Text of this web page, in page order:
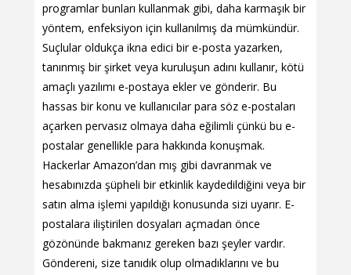
programlar bunları kullanmak gibi, daha karmaşık bir
yöntem, enfeksiyon için kullanılmış da mümkündür.
Suçlular oldukça ikna edici bir e-posta yazarken,
tanınmış bir şirket veya kuruluşun adını kullanır, kötü
amaçlı yazılımı e-postaya ekler ve gönderir. Bu
hassas bir konu ve kullanıcılar para söz e-postaları
açarken pervasız olmaya daha eğilimli çünkü bu e-
postalar genellikle para hakkında konuşmak.
Hackerlar Amazon’dan mış gibi davranmak ve
hesabınızda şüpheli bir etkinlik kaydedildiğini veya bir
satın alma işlemi yapıldığı konusunda sizi uyarır. E-
postalara iliştirilen dosyaları açmadan önce
gözönünde bakmanız gereken bazı şeyler vardır.
Göndereni, size tanıdık olup olmadıklarını ve bu